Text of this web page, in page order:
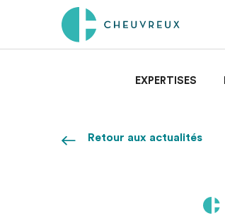
EXPERTISES
Retour aux actualités